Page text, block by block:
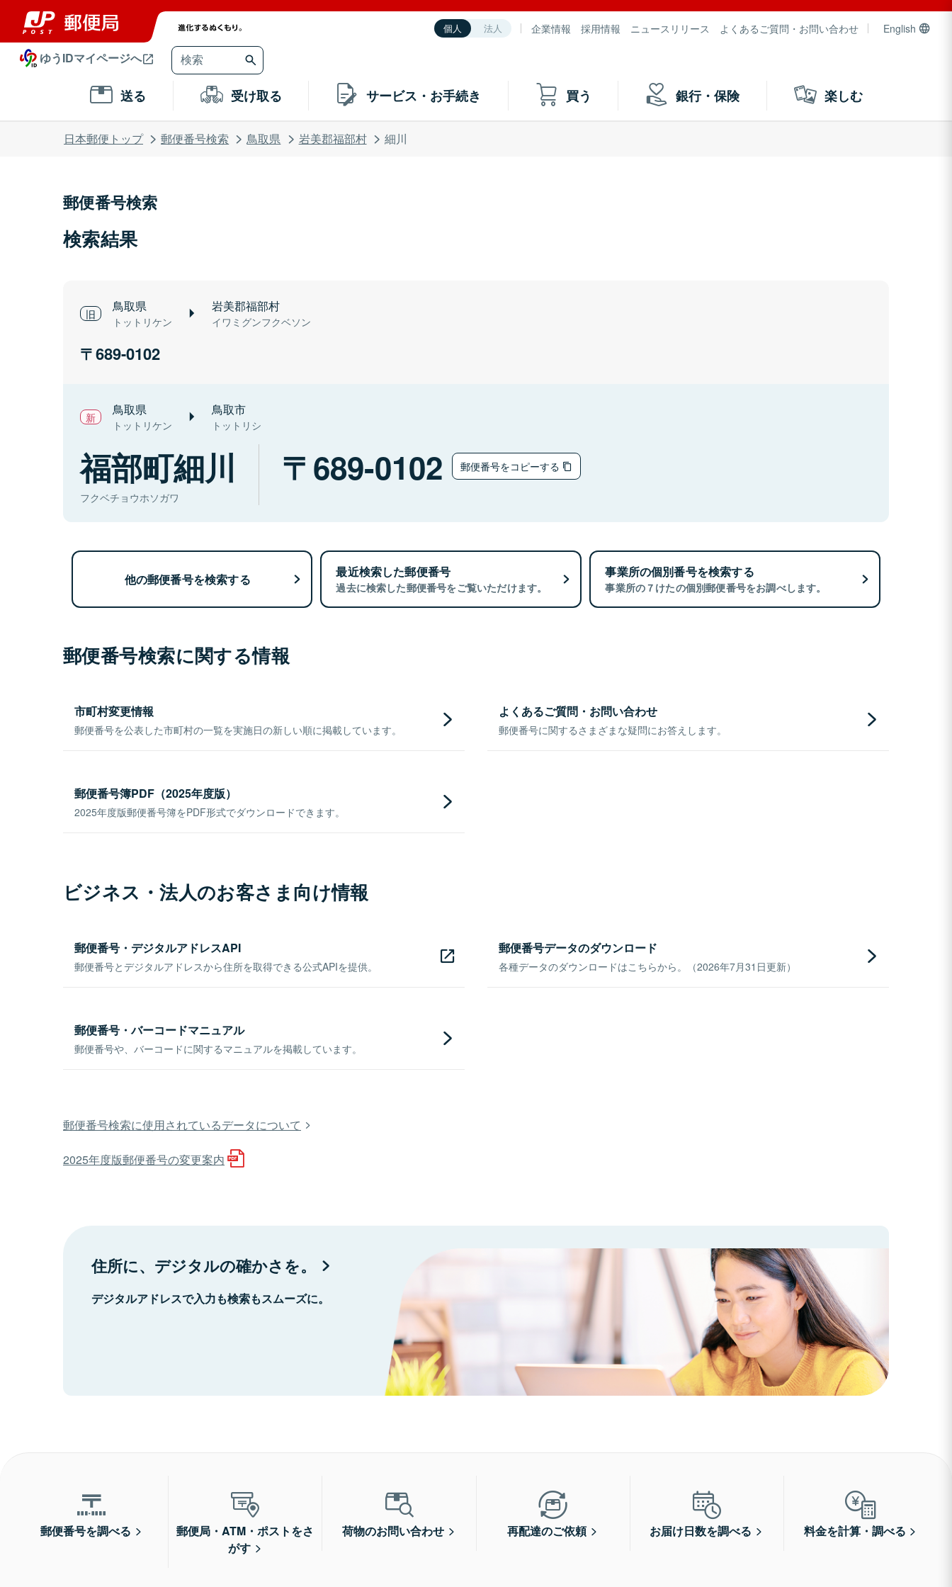
個人 法人 企業情報 採用情報 ニュースリリース よくあるご質問・お問い合わせ English
ゆうIDマイページへ
送る 受け取る サービス・お手続き 買う 銀行・保険 楽しむ
日本郵便トップ 郵便番号検索 鳥取県 岩美郡福部村 細川
郵便番号検索
検索結果
鳥取県
トットリケン
岩美郡福部村
イワミグンフクベソン
689-0102
鳥取県
トットリケン
鳥取市
トットリシ
福部町細川
フクベチョウホソガワ
689-0102 郵便番号をコピーする
他の郵便番号を検索する 最近検索した郵便番号
過去に検索した郵便番号をご覧いただけます。
事業所の個別番号を検索する
事業所の７けたの個別郵便番号をお調べします。
郵便番号検索に関する情報
市町村変更情報
郵便番号を公表した市町村の一覧を実施日の新しい順に掲載しています。
よくあるご質問・お問い合わせ
郵便番号に関するさまざまな疑問にお答えします。
郵便番号簿PDF（2025年度版）
2025年度版郵便番号簿をPDF形式でダウンロードできます。
ビジネス・法人のお客さま向け情報
郵便番号・デジタルアドレスAPI
郵便番号とデジタルアドレスから住所を取得できる公式APIを提供。
郵便番号データのダウンロード
各種データのダウンロードはこちらから。（2026年7月31日更新）
郵便番号・バーコードマニュアル
郵便番号や、バーコードに関するマニュアルを掲載しています。
郵便番号検索に使用されているデータについて
2025年度版郵便番号の変更案内
住所に、デジタルの確かさを。
デジタルアドレスで入力も検索もスムーズに。
郵便番号を調べる
郵便局・ATM・ポストをさ
がす
荷物のお問い合わせ 再配達のご依頼 お届け日数を調べる 料金を計算・調べる